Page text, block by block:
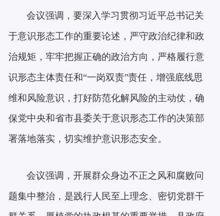
会议强调，要深入学习贯彻习近平总书记关
于意识形态工作的重要论述，严守政治纪律和政
治规矩，牢牢把握正确的政治方向，严格履行意
识形态主体责任和“一岗双责”责任，增强底线思
维和风险意识，打好防范化解风险的主动仗，确
保党中央和省市县委关于意识形态工作的决策部
署落地落实，切实维护意识形态安全。
会议强调，开展群众身边不正之风和腐败问
题集中整治，是践行人民至上理念、密切党群干